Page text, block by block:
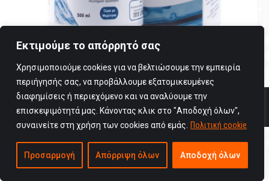
Εκτιμούμε το απόρρητό σας
Χρησιμοποιούμε cookies για να βελτιώσουμε την εμπειρία
περιήγησής σας, να προβάλλουμε εξατομικευμένες
διαφημίσεις ή περιεχόμενο και να αναλύουμε την
επισκεψιμότητά μας. Κάνοντας κλικ στο "Αποδοχή όλων",
συναινείτε στη χρήση των cookies από εμάς.
Πολιτική cookie
Προσαρμογή Απόρριψη όλων Αποδοχή όλων
Copyright © 2025 Viogenesis / All rights reserved
Όροι Χρήσης